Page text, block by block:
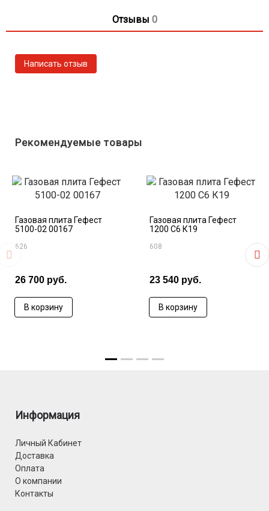
Электророзжиг духовки: кнопка розжига на панели
Вертел с электроприводом
ящик
Отзывы 0
Рекомендуемые товары
Газовая плита Гефест
5100-02 00167
626
26 700 руб.
В корзину
Газовая плита Гефест
1200 С6 К19
608
23 540 руб.
В корзину
Информация
Личный Кабинет
Доставка
Оплата
О компании
Контакты